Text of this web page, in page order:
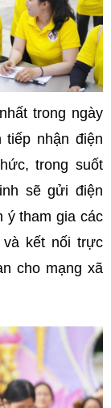
trong ngày
nhận điện
trong suốt
sẽ gửi điện
ý tham gia các
và kết nối trực
cho mạng xã